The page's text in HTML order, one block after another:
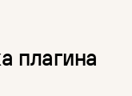
плагина